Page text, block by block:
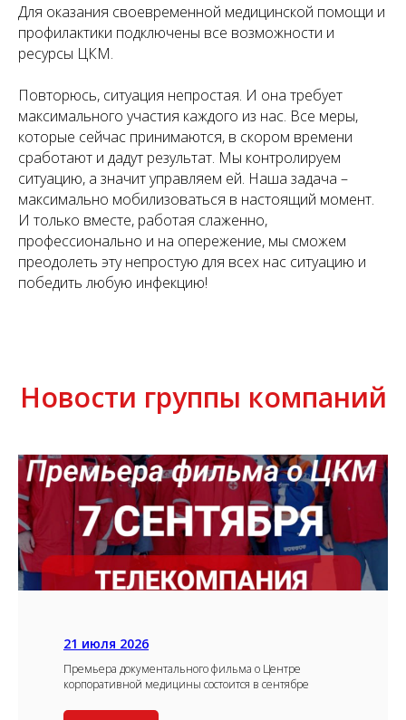
Для оказания своевременной медицинской помощи и
профилактики подключены все возможности и
ресурсы ЦКМ.
Повторюсь, ситуация непростая. И она требует
максимального участия каждого из нас. Все меры,
которые сейчас принимаются, в скором времени
сработают и дадут результат. Мы контролируем
ситуацию, а значит управляем ей. Наша задача –
максимально мобилизоваться в настоящий момент.
И только вместе, работая слаженно,
профессионально и на опережение, мы сможем
преодолеть эту непростую для всех нас ситуацию и
победить любую инфекцию!
Новости группы компаний
21 июля 2026
Премьера документального фильма о Центре
корпоративной медицины состоится в сентябре